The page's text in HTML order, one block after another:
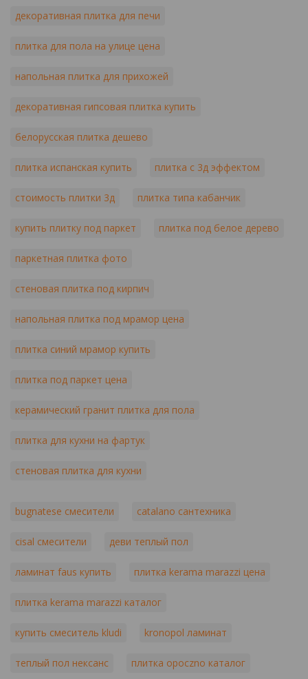
декоративная плитка для печи
плитка для пола на улице цена
напольная плитка для прихожей
декоративная гипсовая плитка купить
белорусская плитка дешево
плитка испанская купить плитка с 3д эффектом
стоимость плитки 3д плитка типа кабанчик
купить плитку под паркет плитка под белое дерево
паркетная плитка фото
стеновая плитка под кирпич
напольная плитка под мрамор цена
плитка синий мрамор купить
плитка под паркет цена
керамический гранит плитка для пола
плитка для кухни на фартук
стеновая плитка для кухни
bugnatese смесители catalano сантехника
cisal смесители деви теплый пол
ламинат faus купить плитка kerama marazzi цена
плитка kerama marazzi каталог
купить смеситель kludi kronopol ламинат
теплый пол нексанс плитка opoczno каталог